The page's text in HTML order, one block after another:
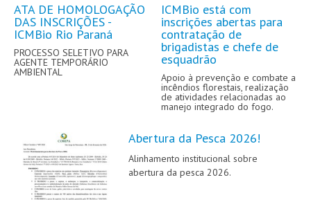
ATA DE HOMOLOGAÇÃO
DAS INSCRIÇÕES -
ICMBio Rio Paraná
PROCESSO SELETIVO PARA
AGENTE TEMPORÁRIO
AMBIENTAL
ICMBio está com
inscrições abertas para
contratação de
brigadistas e chefe de
esquadrão
Apoio à prevenção e combate a
incêndios florestais, realização
de atividades relacionadas ao
manejo integrado do fogo.
Abertura da Pesca 2026!
Alinhamento institucional sobre
abertura da pesca 2026.